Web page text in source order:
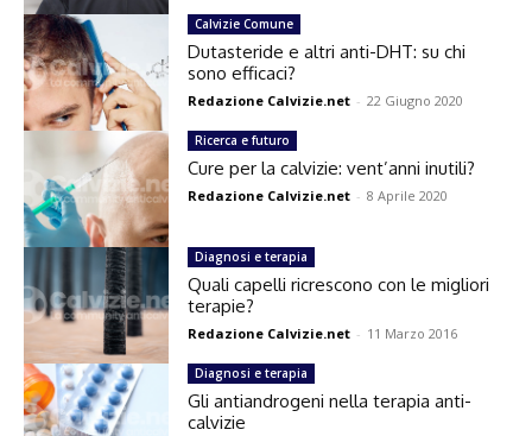
Calvizie Comune
Dutasteride e altri anti-DHT: su chi
sono efficaci?
Redazione Calvizie.net - 22 Giugno 2020
Ricerca e futuro
Cure per la calvizie: vent’anni inutili?
Redazione Calvizie.net - 8 Aprile 2020
Diagnosi e terapia
Quali capelli ricrescono con le migliori
terapie?
Redazione Calvizie.net - 11 Marzo 2016
Diagnosi e terapia
Gli antiandrogeni nella terapia anti-
calvizie